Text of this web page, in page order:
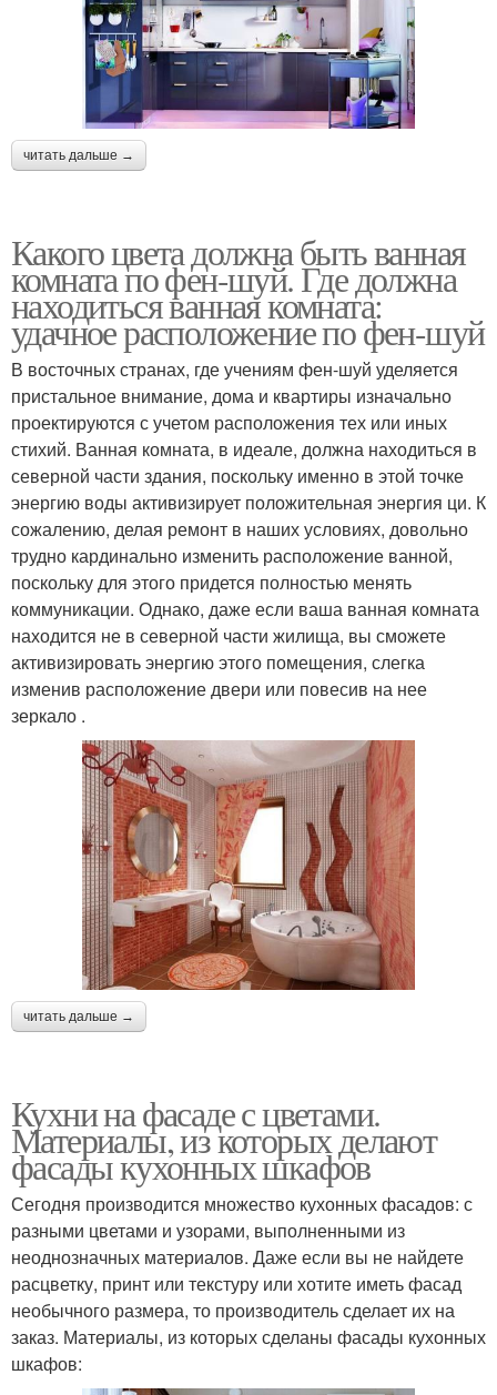
читать дальше →
Какого цвета должна быть ванная
комната по фен-шуй. Где должна
находиться ванная комната:
удачное расположение по фен-шуй
В восточных странах, где учениям фен-шуй уделяется
пристальное внимание, дома и квартиры изначально
проектируются с учетом расположения тех или иных
стихий. Ванная комната, в идеале, должна находиться в
северной части здания, поскольку именно в этой точке
энергию воды активизирует положительная энергия ци. К
сожалению, делая ремонт в наших условиях, довольно
трудно кардинально изменить расположение ванной,
поскольку для этого придется полностью менять
коммуникации. Однако, даже если ваша ванная комната
находится не в северной части жилища, вы сможете
активизировать энергию этого помещения, слегка
изменив расположение двери или повесив на нее
зеркало .
читать дальше →
Кухни на фасаде с цветами.
Материалы, из которых делают
фасады кухонных шкафов
Сегодня производится множество кухонных фасадов: с
разными цветами и узорами, выполненными из
неоднозначных материалов. Даже если вы не найдете
расцветку, принт или текстуру или хотите иметь фасад
необычного размера, то производитель сделает их на
заказ. Материалы, из которых сделаны фасады кухонных
шкафов: